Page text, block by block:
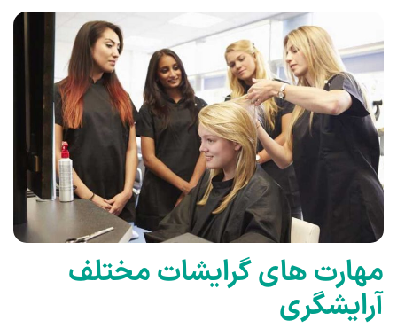
مهارت های گرایشات مختلف
آرایشگری